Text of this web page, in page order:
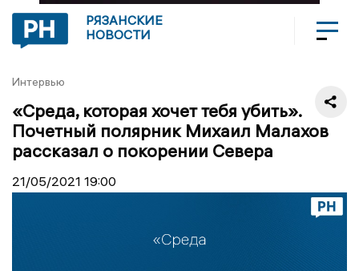
РЯЗАНСКИЕ
НОВОСТИ
Интервью
«Среда, которая хочет тебя убить».
Почетный полярник Михаил Малахов
рассказал о покорении Севера
21/05/2021 19:00